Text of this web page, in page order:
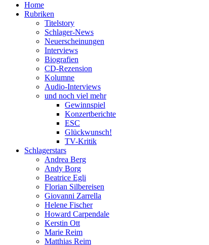
Home
Rubriken
Titelstory
Schlager-News
Neuerscheinungen
Interviews
Biografien
CD-Rezension
Kolumne
Audio-Interviews
und noch viel mehr
Gewinnspiel
Konzertberichte
ESC
Glückwunsch!
TV-Kritik
Schlagerstars
Andrea Berg
Andy Borg
Beatrice Egli
Florian Silbereisen
Giovanni Zarrella
Helene Fischer
Howard Carpendale
Kerstin Ott
Marie Reim
Matthias Reim